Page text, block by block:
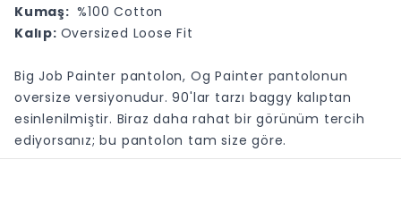
Kumaş: %100 Cotton
Kalıp: Oversized Loose Fit
Big Job Painter pantolon, Og Painter pantolonun
oversize versiyonudur. 90'lar tarzı baggy kalıptan
esinlenilmiştir. Biraz daha rahat bir görünüm tercih
ediyorsanız; bu pantolon tam size göre.